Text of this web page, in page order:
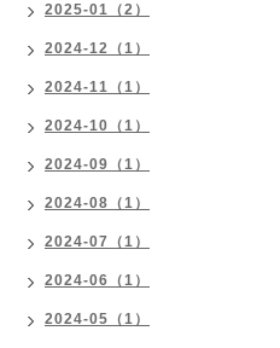
2025-01（2）
2024-12（1）
2024-11（1）
2024-10（1）
2024-09（1）
2024-08（1）
2024-07（1）
2024-06（1）
2024-05（1）